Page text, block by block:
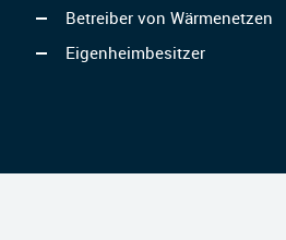
Betreiber von Wärmenetzen
Eigenheimbesitzer